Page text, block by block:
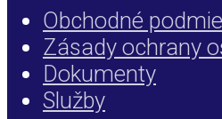
Obchodné
Zásady ochrany
Dokumenty
Služby